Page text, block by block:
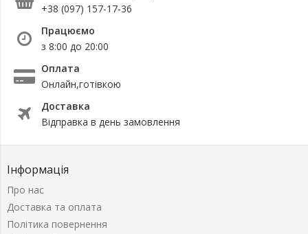
+38 (097) 157-17-36
Працюємо
з 8:00 до 20:00
Оплата
Онлайн,готівкою
Доставка
Відправка в день замовлення
Інформація
Про нас
Доставка та оплата
Політика повернення